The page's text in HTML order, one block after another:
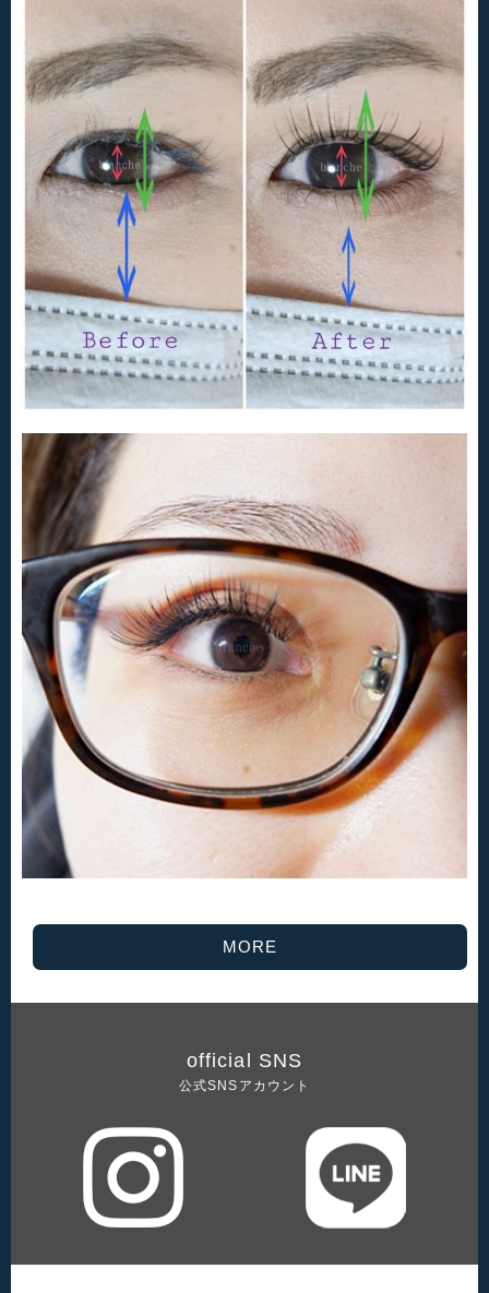
MORE
official SNS
公式SNSアカウント